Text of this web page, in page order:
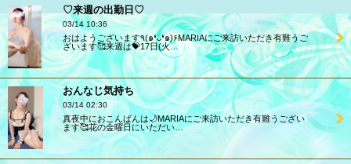
♡来週の出勤日♡
03/14 10:36
おはようございます٩(๑❛ᴗ❛๑)۶MARIAにご来訪いただき有難うご
ざいます🥰来週は💝17日(火…
おんなじ気持ち
03/14 02:30
真夜中におこんばんは🌙MARIAにご来訪いただき有難うござい
ます🥰花の金曜日にいただい…